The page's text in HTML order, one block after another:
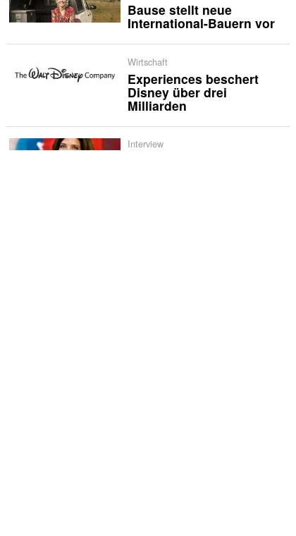
Bause stellt neue
International-Bauern vor
Wirtschaft
Experiences beschert
Disney über drei
Milliarden
Interview